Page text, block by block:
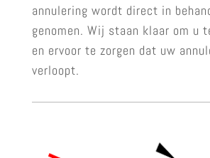
annulering wordt direct in
genomen. Wij staan klaar om u
en ervoor te zorgen dat uw
verloopt.